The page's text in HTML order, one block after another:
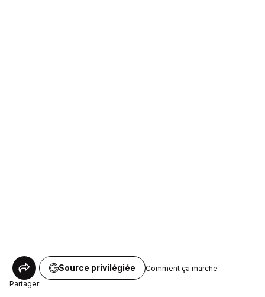
Partager
Source privilégiée Comment ça marche